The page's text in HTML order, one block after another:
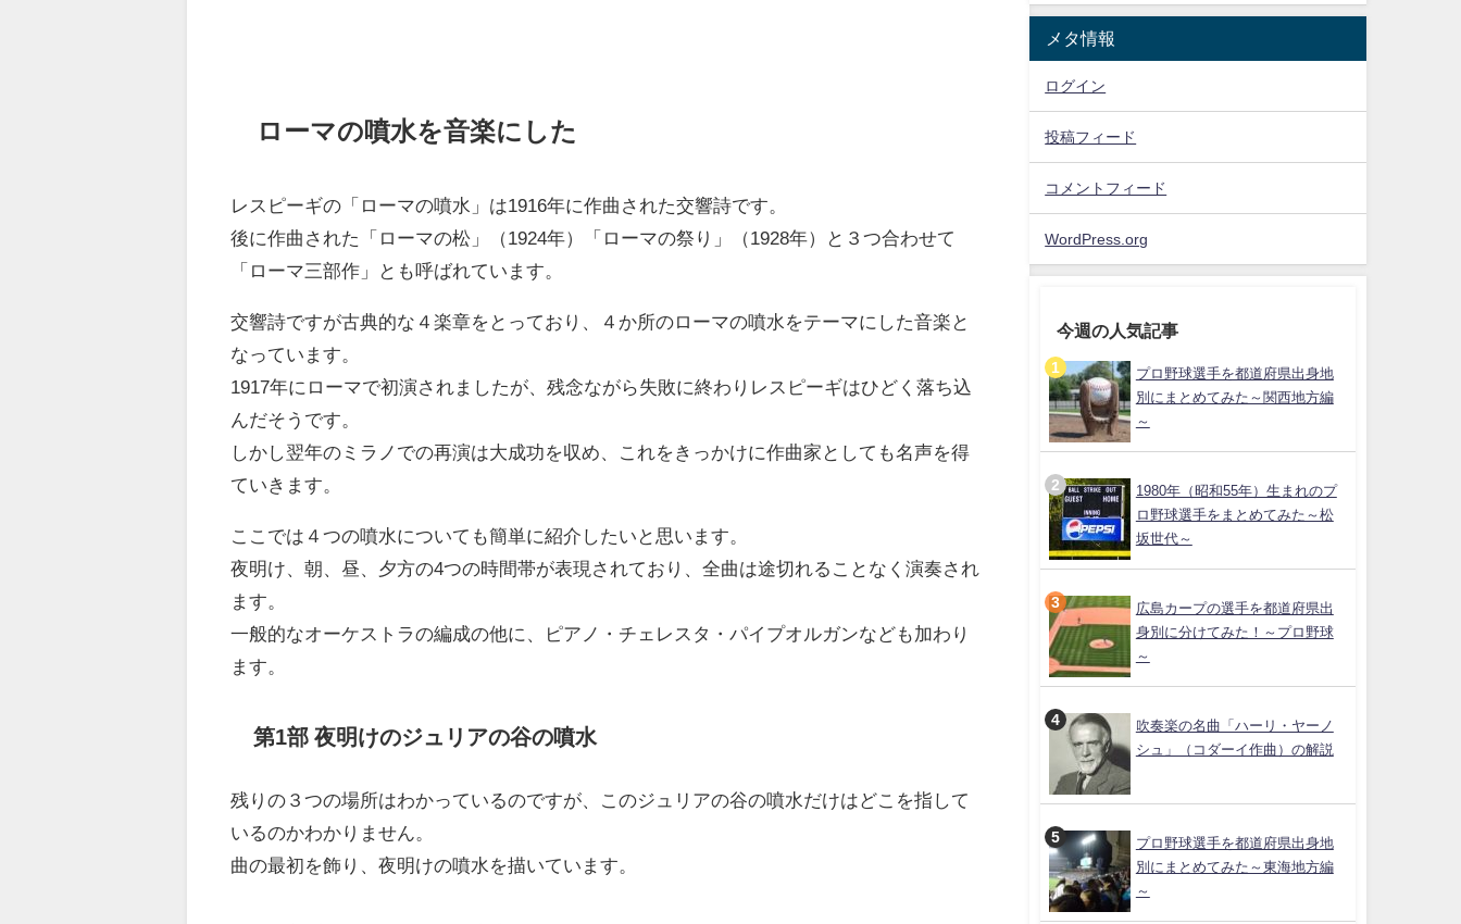
ローマの噴水を音楽にした
レスピーギの「ローマの噴水」は1916年に作曲された交響詩です。
後に作曲された「ローマの松」（1924年）「ローマの祭り」（1928年）と３つ合わせて
「ローマ三部作」とも呼ばれています。
交響詩ですが古典的な４楽章をとっており、４か所のローマの噴水をテーマにした音楽と
なっています。
1917年にローマで初演されましたが、残念ながら失敗に終わりレスピーギはひどく落ち込
んだそうです。
しかし翌年のミラノでの再演は大成功を収め、これをきっかけに作曲家としても名声を得
ていきます。
ここでは４つの噴水についても簡単に紹介したいと思います。
夜明け、朝、昼、夕方の4つの時間帯が表現されており、全曲は途切れることなく演奏され
ます。
一般的なオーケストラの編成の他に、ピアノ・チェレスタ・パイプオルガンなども加わり
ます。
第1部 夜明けのジュリアの谷の噴水
残りの３つの場所はわかっているのですが、このジュリアの谷の噴水だけはどこを指して
いるのかわかりません。
曲の最初を飾り、夜明けの噴水を描いています。
メタ情報
ログイン
投稿フィード
コメントフィード
WordPress.org
今週の人気記事
プロ野球選手を都道府県出身地
別にまとめてみた～関西地方編
～
1980年（昭和55年）生まれのプ
ロ野球選手をまとめてみた～松
坂世代～
広島カープの選手を都道府県出
身別に分けてみた！～プロ野球
～
吹奏楽の名曲「ハーリ・ヤーノ
シュ」（コダーイ作曲）の解説
プロ野球選手を都道府県出身地
別にまとめてみた～東海地方編
～